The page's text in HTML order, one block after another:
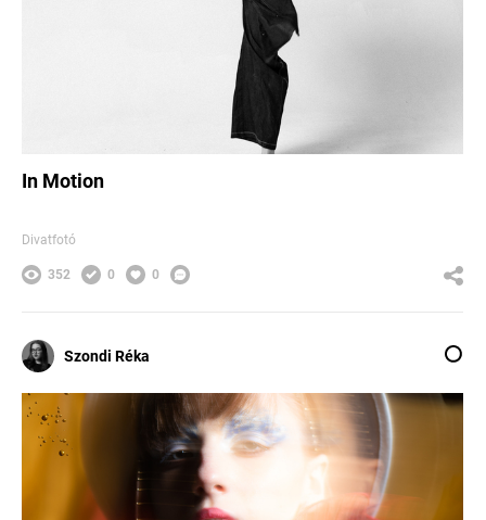
In Motion
Divatfotó
352 0 0
Szondi Réka